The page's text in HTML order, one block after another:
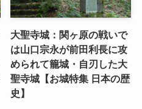
大聖寺城：関ヶ原の戦いで
は山口宗永が前田利長に攻
められて籠城・自刃した大
聖寺城【お城特集 日本の歴
史】